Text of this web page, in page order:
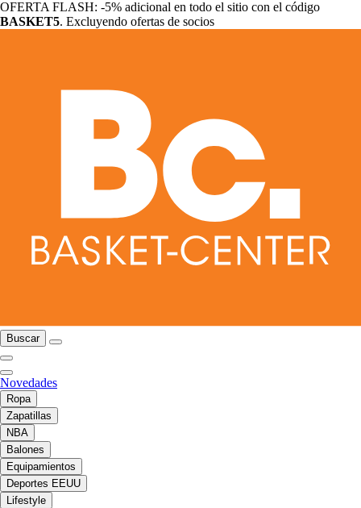
OFERTA FLASH: -5% adicional en todo el sitio con el código
BASKET5. Excluyendo ofertas de socios
Buscar
Novedades
Ropa
Zapatillas
NBA
Balones
Equipamientos
Deportes EEUU
Lifestyle